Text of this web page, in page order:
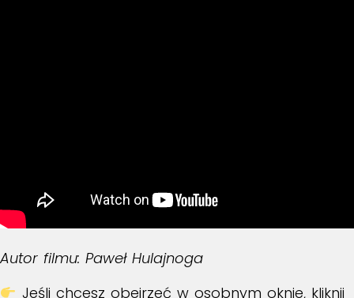
Autor filmu: Paweł Hulajnoga
Jeśli chcesz obejrzeć w osobnym oknie, kliknij